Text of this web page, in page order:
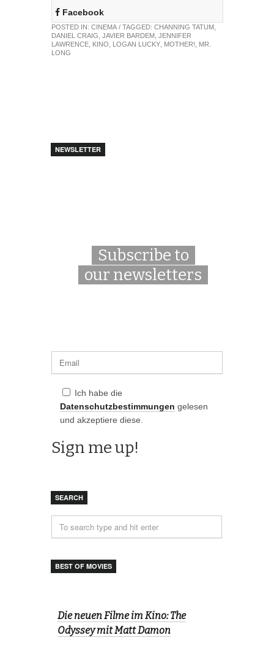
Facebook
POSTED IN: CINEMA / TAGGED: CHANNING TATUM
DANIEL CRAIG JAVIER BARDEM JENNIFER
LAWRENCE, KINO LOGAN LUCKY, MOTHER!
MR.
LONG
NEWSLETTER
Subscribe to
our newsletters
Ich habe die
Datenschutzbestimmungen gelesen
und akzeptiere diese.
SEARCH
BEST OF MOVIES
Die neuen Filme im Kino: The
Odyssey mit Matt Damon